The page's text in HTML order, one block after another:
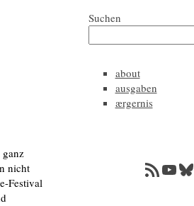
nicht
Festival
Suchen
about
ausgaben
ærgernis
RSS-Feed